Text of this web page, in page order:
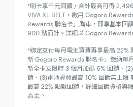
*刷卡享千元回饋 / 合計最高可得
VIVA XL BELT，啟用 Gogoro
Rewards 聯名卡」購車，即享基本回
900 點而計。詳細以 Gogoro
*綁定支付每月電池資費再享最高 22%
新 Gogoro Rewards 聯名卡」繳納每
新全卡友限時 3 個月加碼 6% 回饋、
饋、(3)電池資費最高 10% 回饋無上限
最高 22% 點數回饋，詳細回饋資格與
為主。